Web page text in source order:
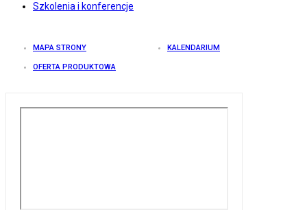
Szkolenia i konferencje
MAPA STRONY KALENDARIUM
OFERTA PRODUKTOWA